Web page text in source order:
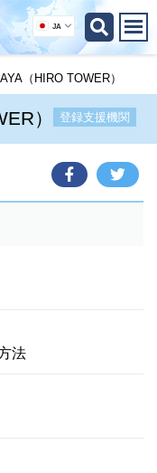
JA
（HIRO TOWER）
） 登録支援機関
法